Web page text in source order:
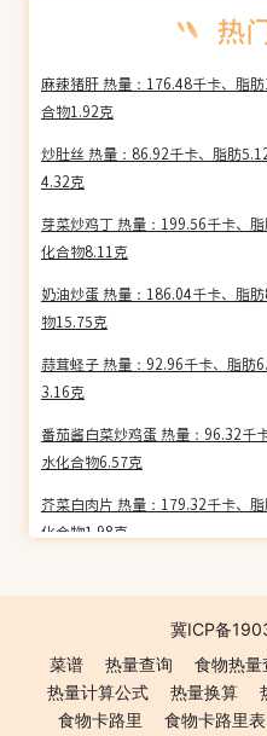
麻辣猪肝 热量：176.48千卡、脂
合物1.92克
炒肚丝 热量：86.92千卡、脂肪
4.32克
芽菜炒鸡丁 热量：199.56千卡、
化合物8.11克
奶油炒蛋 热量：186.04千卡、脂
物15.75克
蒜茸蛏子 热量：92.96千卡、脂肪
3.16克
番茄酱白菜炒鸡蛋 热量：96.32千
水化合物6.57克
芥菜白肉片 热量：179.32千卡、
化合物1.98克
物2.86克
花生粘 热量：487.00千卡、脂肪
物60.80克
家常肉片 热量：198.21千卡、脂
冀ICP备
菜谱
热量查询 食物热量
热量计算公式
热量换算
食物卡路里
食物卡路里表